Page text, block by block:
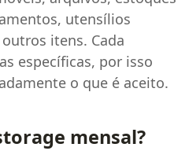
utensílios
itens. Cada
específicas, por isso
o que é aceito.
mensal?